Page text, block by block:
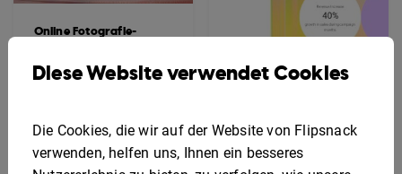
Online Fotografie-
Interaktive Marketing-
Portfolio-Vorlage
Diese Website verwendet Cookies
Die Cookies, die wir auf der Website von Flipsnack
verwenden, helfen uns, Ihnen ein besseres